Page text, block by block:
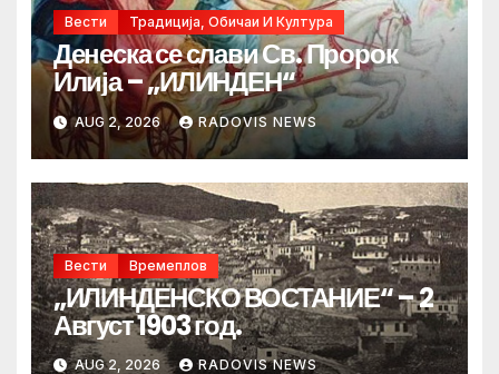
Вести Традиција, Обичаи И Култура
Денеска се слави Св. Пророк
Илија – „ИЛИНДЕН“
AUG 2, 2026 RADOVIS NEWS
Вести Времеплов
„ИЛИНДЕНСКО ВОСТАНИЕ“ – 2
Август 1903 год.
AUG 2, 2026 RADOVIS NEWS